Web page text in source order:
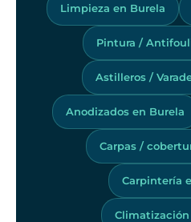
Limpieza en Burela
Pintura /
Astilleros /
Anodizados en Burela
Carpas /
Carpintería